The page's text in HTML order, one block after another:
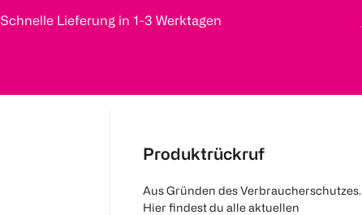
Schnelle Lieferung in 1-3 Werktagen
Produktrückruf
Aus Gründen des Verbraucherschutzes.
Hier findest du alle aktuellen